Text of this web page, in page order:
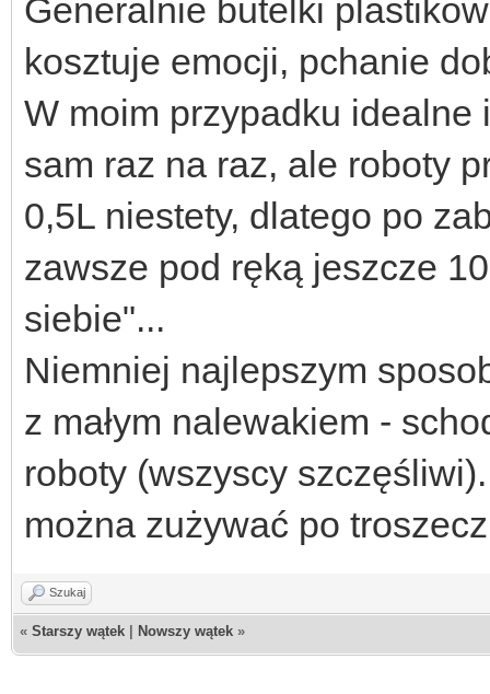
Generalnie butelki
kosztuje emocji, pchanie
W moim przypadku
sam raz na raz, ale roboty
0,5L niestety, dlatego po
zawsze pod ręką jeszcze
siebie"...
Niemniej najlepszym
z małym nalewakiem -
roboty (wszyscy
można zużywać po
Szukaj
« Starszy wątek Nowszy wątek »